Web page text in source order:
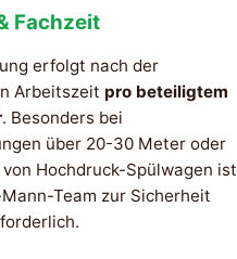
Fachzeit
erfolgt nach der
Arbeitszeit pro beteiligtem
. Besonders bei
über 20-30 Meter oder
Hochdruck-Spülwagen ist
Team zur Sicherheit